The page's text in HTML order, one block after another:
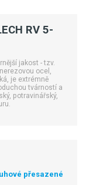
RV 5-
jakost - tzv.
ocel,
je extrémně
tvárností a
potravinářský,
přesazené